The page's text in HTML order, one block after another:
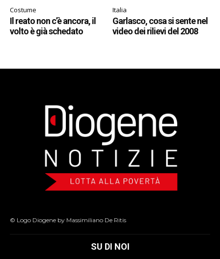
Costume
Il reato non c’è ancora, il
volto è già schedato
Italia
Garlasco, cosa si sente nel
video dei rilievi del 2008
© Logo Diogene by Massimiliano De Ritis
SU DI NOI